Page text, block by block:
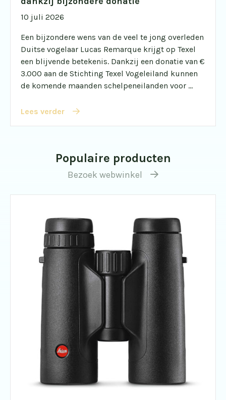
10 juli 2026
Een bijzondere wens van de veel te jong overleden
Duitse vogelaar Lucas Remarque krijgt op Texel
een blijvende betekenis. Dankzij een donatie van €
3.000 aan de Stichting Texel Vogeleiland kunnen
de komende maanden schelpeneilanden voor ...
Lees verder
Populaire producten
Bezoek webwinkel